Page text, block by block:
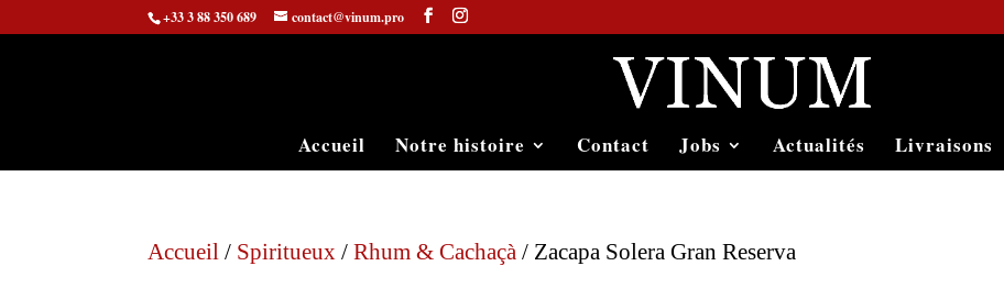
+33 3 88 350 689 contact@vinum.pro
Accueil Notre histoire Contact Jobs Actualités Livraisons
Accueil / Spiritueux /Rhum & Cachaçà / Zacapa Solera Gran Reserva